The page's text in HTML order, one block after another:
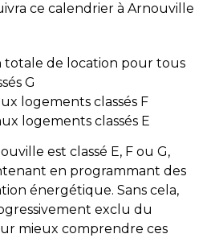
ce calendrier à Arnouville
totale de location pour tous
G
logements classés F
logements classés E
est classé E, F ou G,
en programmant des
énergétique. Sans cela,
exclu du
mieux comprendre ces